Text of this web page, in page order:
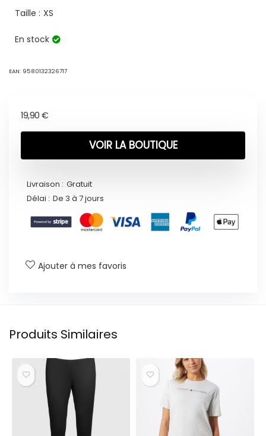
Taille : XS
En stock
EAN: 9580132326717
19,90 €
VOIR LA BOUTIQUE
Livraison : Gratuit
Délai : De 3 à 7 jours
Ajouter à mes favoris
Produits Similaires